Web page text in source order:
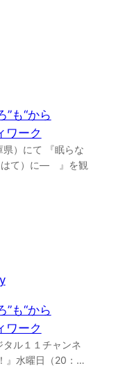
も“から
ワーク
）にて 『眠らな
はて）に— 』を観
も“から
ワーク
ル１１チャンネ
』水曜日（20：…